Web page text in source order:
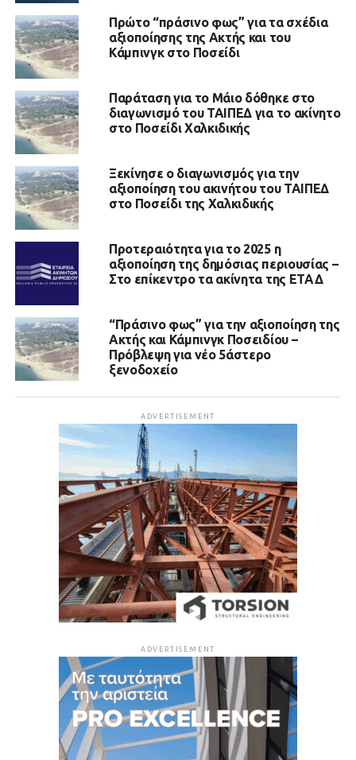
Πρώτο “πράσινο φως” για τα σχέδια
αξιοποίησης της Ακτής και του
Κάμπινγκ στο Ποσείδι
Παράταση για το Μάιο δόθηκε στο
διαγωνισμό του ΤΑΙΠΕΔ για το ακίνητο
στο Ποσείδι Χαλκιδικής
Ξεκίνησε ο διαγωνισμός για την
αξιοποίηση του ακινήτου του ΤΑΙΠΕΔ
στο Ποσείδι της Χαλκιδικής
Προτεραιότητα για το 2025 η
αξιοποίηση της δημόσιας περιουσίας –
Στο επίκεντρο τα ακίνητα της ΕΤΑΔ
“Πράσινο φως” για την αξιοποίηση της
Ακτής και Κάμπινγκ Ποσειδίου –
Πρόβλεψη για νέο 5άστερο
ξενοδοχείο
ADVERTISEMENT
ADVERTISEMENT